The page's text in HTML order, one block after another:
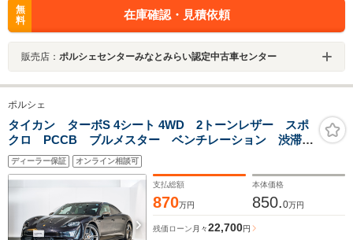
無
料
在庫確認・見積依頼
販売店： ポルシェセンターみなとみらい認定中古車センター
ポルシェ
タイカン ターボS 4シート 4WD 2トーンレザー スポ
クロ PCCB ブルメスター ベンチレーション 渋滞支
援ACC 4ゾーンエアコン パッセンジャーディスプレ
イ アンビエントライト プライバシーガラス
ディーラー保証 オンライン相談可
支払総額
870万円
本体価格
850.0万円
残価ローン 月々22,700円